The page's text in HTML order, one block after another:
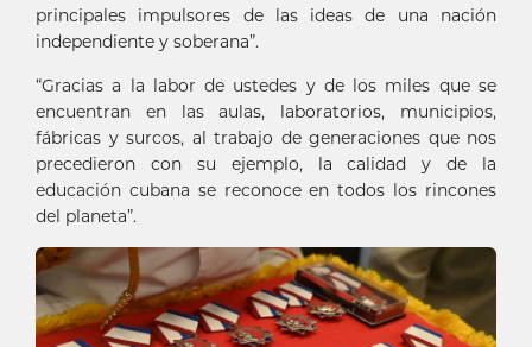
principales impulsores de las ideas de una nación
independiente y soberana”.
“Gracias a la labor de ustedes y de los miles que se
encuentran en las aulas, laboratorios, municipios,
fábricas y surcos, al trabajo de generaciones que nos
precedieron con su ejemplo, la calidad y de la
educación cubana se reconoce en todos los rincones
del planeta”.